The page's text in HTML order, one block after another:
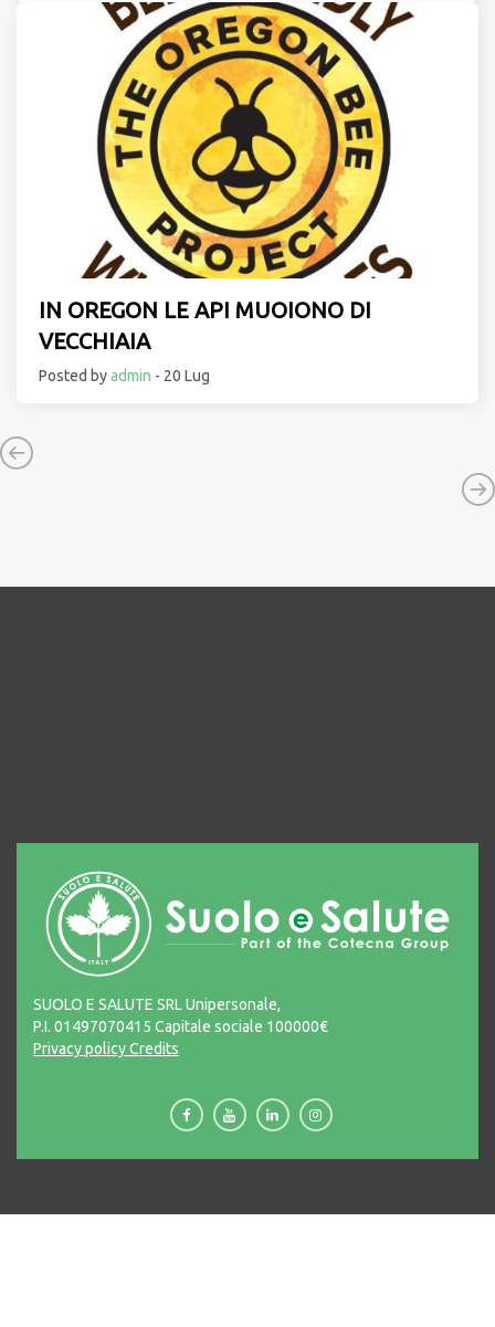
IN OREGON LE API MUOIONO DI
VECCHIAIA
Posted byadmin - 20 Lug
SUOLO E SALUTE SRL Unipersonale,
P.I. 01497070415 Capitale sociale 100000€
Privacy policyCredits